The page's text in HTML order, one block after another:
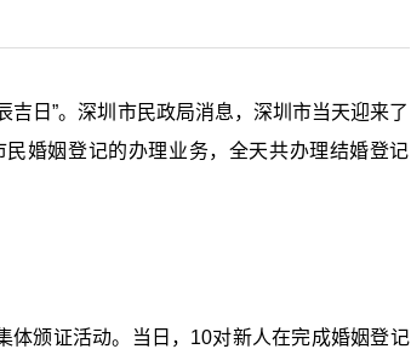
吉日”。深圳市民政局消息，深圳市当天迎来了
婚姻登记的办理业务，全天共办理结婚登记
体颁证活动。当日，10对新人在完成婚姻登记